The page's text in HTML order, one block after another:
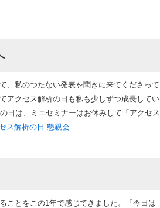
、私のつたない発表を聞きに来てくださって
アクセス解析の日も私も少しずつ成長してい
日は、ミニセミナーはお休みして「アクセス
ス解析の日 懇親会
ことをこの1年で感じてきました。「今日は